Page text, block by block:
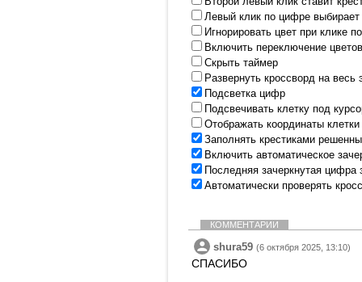
Левый клик по цифре выбирает
Игнорировать цвет при клике
Включить переключение
Скрыть таймер
Развернуть кроссворд на
Подсветка цифр
Подсвечивать клетку под
Отображать координаты
Заполнять крестиками
Включить автоматическое
Последняя зачеркнутая цифра
Автоматически проверять
КОММЕНТАРИИ
shura59 (6 октября 2025, 13:10)
СПАСИБО